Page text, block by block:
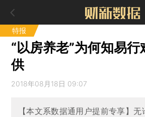
特报
“以房养老”为何知易
供
2018年08月18日 09:07
【本文系数据通用户提前专享】